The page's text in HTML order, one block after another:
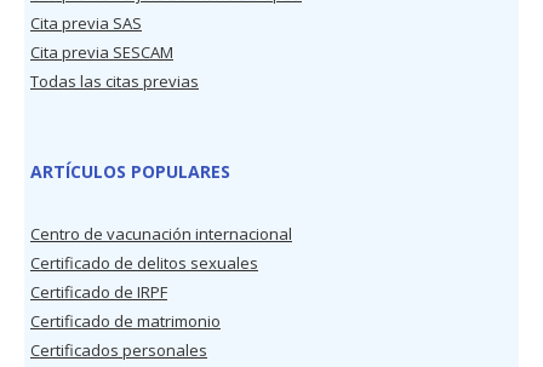
Cita previa SAS
Cita previa SESCAM
Todas las citas previas
ARTÍCULOS POPULARES
Centro de vacunación internacional
Certificado de delitos sexuales
Certificado de IRPF
Certificado de matrimonio
Certificados personales